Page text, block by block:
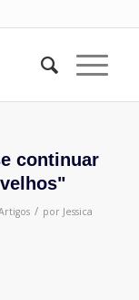
continuar
/ por Jessica